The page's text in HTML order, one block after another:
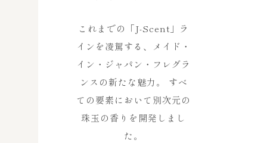
これまでの「J-Scent」ラ
インを凌駕する、メイド・
イン・ジャパン・フレグラ
ンスの新たな魅力。 すべ
ての要素において別次元の
珠玉の香りを開発しまし
た。